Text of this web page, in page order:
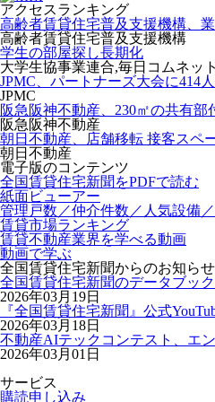
アクセスランキング
高齢者賃貸住宅普及支援機構、
高齢者賃貸住宅普及支援機構
学生の部屋探し長期化
大学生協事業連合,毎日コムネッ
JPMC、パートナーズ大会に414
JPMC
阪急阪神不動産、230㎡の共有部
阪急阪神不動産
朝日不動産、店舗移転 接客スペ
朝日不動産
電子版のコンテンツ
全国賃貸住宅新聞をPDFで読む
紙面ビューアー
管理戸数／仲介件数／人気設備
賃貸市場ランキング
賃貸不動産業界を学べる動画
動画で学ぶ
全国賃貸住宅新聞からのお知らせ
全国賃貸住宅新聞のデータブッ
2026年03月19日
『全国賃貸住宅新聞』公式
2026年03月18日
不動産AIテックコンテスト、エ
2026年03月01日
サービス
購読申し込み